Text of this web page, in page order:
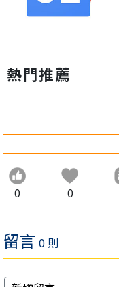
熱門推薦
0 0